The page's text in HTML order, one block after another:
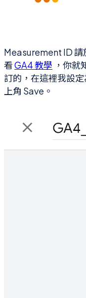
Measurement ID
看GA4 教學 ，你就
訂的，在這裡我設
上角 Save。